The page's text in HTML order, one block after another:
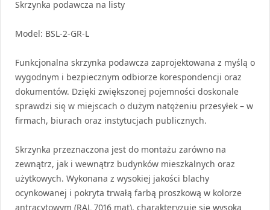
Skrzynka podawcza na listy
Model: BSL-2-GR-L
Funkcjonalna skrzynka podawcza zaprojektowana z myślą o
wygodnym i bezpiecznym odbiorze korespondencji oraz
dokumentów. Dzięki zwiększonej pojemności doskonale
sprawdzi się w miejscach o dużym natężeniu przesyłek – w
firmach, biurach oraz instytucjach publicznych.
Skrzynka przeznaczona jest do montażu zarówno na
zewnątrz, jak i wewnątrz budynków mieszkalnych oraz
użytkowych. Wykonana z wysokiej jakości blachy
ocynkowanej i pokryta trwałą farbą proszkową w kolorze
antracytowym (RAL 7016 mat), charakteryzuje się wysoką